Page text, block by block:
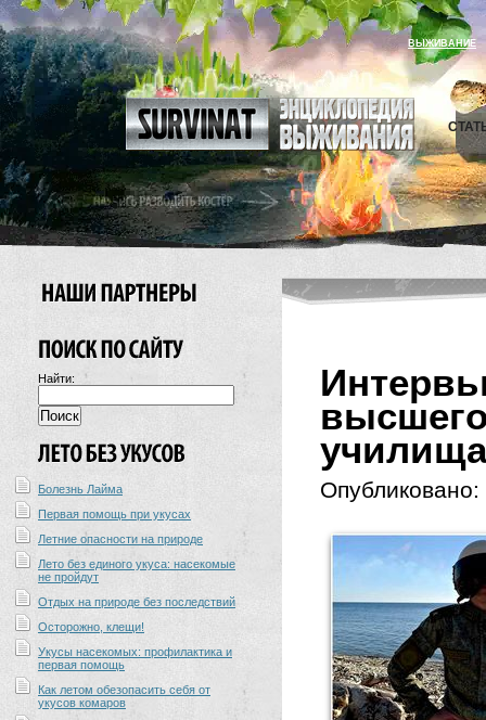
ВЫЖИВАНИЕ
Найти:
Болезнь Лайма
Первая помощь при укусах
Летние опасности на природе
Лето без единого укуса: насекомые
не пройдут
Отдых на природе без последствий
Осторожно, клещи!
Укусы насекомых: профилактика и
первая помощь
Как летом обезопасить себя от
укусов комаров
Опубликовано: